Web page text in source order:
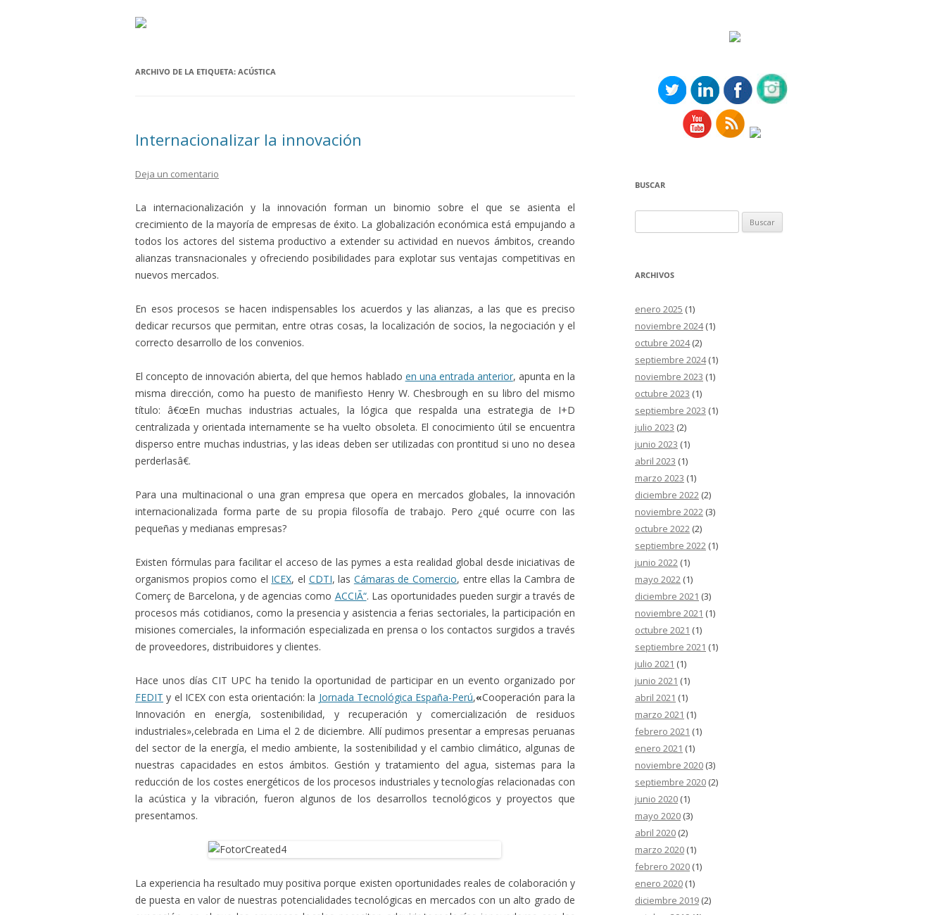
ARCHIVO DE LA ETIQUETA: ACÚSTICA
Internacionalizar la innovación
Deja un comentario
La internacionalización y la innovación forman un binomio sobre el que se asienta el
crecimiento de la mayoría de empresas de éxito. La globalización económica está empujando a
todos los actores del sistema productivo a extender su actividad en nuevos ámbitos, creando
alianzas transnacionales y ofreciendo posibilidades para explotar sus ventajas competitivas en
nuevos mercados.
En esos procesos se hacen indispensables los acuerdos y las alianzas, a las que es preciso
dedicar recursos que permitan, entre otras cosas, la localización de socios, la negociación y el
correcto desarrollo de los convenios.
El concepto de innovación abierta, del que hemos hablado en una entrada anterior, apunta en la
misma dirección, como ha puesto de manifiesto Henry W. Chesbrough en su libro del mismo
título: â€œEn muchas industrias actuales, la lógica que respalda una estrategia de I+D
centralizada y orientada internamente se ha vuelto obsoleta. El conocimiento útil se encuentra
disperso entre muchas industrias, y las ideas deben ser utilizadas con prontitud si uno no desea
perderlasâ€.
Para una multinacional o una gran empresa que opera en mercados globales, la innovación
internacionalizada forma parte de su propia filosofía de trabajo. Pero ¿qué ocurre con las
pequeñas y medianas empresas?
Existen fórmulas para facilitar el acceso de las pymes a esta realidad global desde iniciativas de
organismos propios como el ICEX, el CDTI, las Cámaras de Comercio, entre ellas la Cambra de
Comerç de Barcelona, y de agencias como ACCIÃ“. Las oportunidades pueden surgir a través de
procesos más cotidianos, como la presencia y asistencia a ferias sectoriales, la participación en
misiones comerciales, la información especializada en prensa o los contactos surgidos a través
de proveedores, distribuidores y clientes.
Hace unos días CIT UPC ha tenido la oportunidad de participar en un evento organizado por
FEDIT y el ICEX con esta orientación: la Jornada Tecnológica España-Perú,«Cooperación para la
Innovación en energía, sostenibilidad, y recuperación y comercialización de residuos
industriales»,celebrada en Lima el 2 de diciembre. Allí pudimos presentar a empresas peruanas
del sector de la energía, el medio ambiente, la sostenibilidad y el cambio climático, algunas de
nuestras capacidades en estos ámbitos. Gestión y tratamiento del agua, sistemas para la
reducción de los costes energéticos de los procesos industriales y tecnologías relacionadas con
la acústica y la vibración, fueron algunos de los desarrollos tecnológicos y proyectos que
presentamos.
La experiencia ha resultado muy positiva porque existen oportunidades reales de colaboración y
de puesta en valor de nuestras potencialidades tecnológicas en mercados con un alto grado de
BUSCAR
ARCHIVOS
enero 2025 (1)
noviembre 2024(1)
octubre 2024(2)
septiembre 2024(1)
noviembre 2023 (1)
octubre 2023 (1)
septiembre 2023 (1)
julio 2023 (2)
junio 2023 (1)
abril 2023 (1)
marzo 2023 (1)
diciembre 2022 (2)
noviembre 2022 (3)
octubre 2022 (2)
septiembre 2022 (1)
junio 2022 (1)
mayo 2022 (1)
diciembre 2021 (3)
noviembre 2021 (1)
octubre 2021 (1)
septiembre 2021 (1)
julio 2021 (1)
junio 2021 (1)
abril 2021 (1)
marzo 2021 (1)
febrero 2021 (1)
enero 2021 (1)
noviembre 2020 (3)
septiembre 2020 (2)
junio 2020 (1)
mayo 2020 (3)
abril 2020 (2)
marzo 2020 (1)
febrero 2020 (1)
enero 2020 (1)
diciembre 2019 (2)